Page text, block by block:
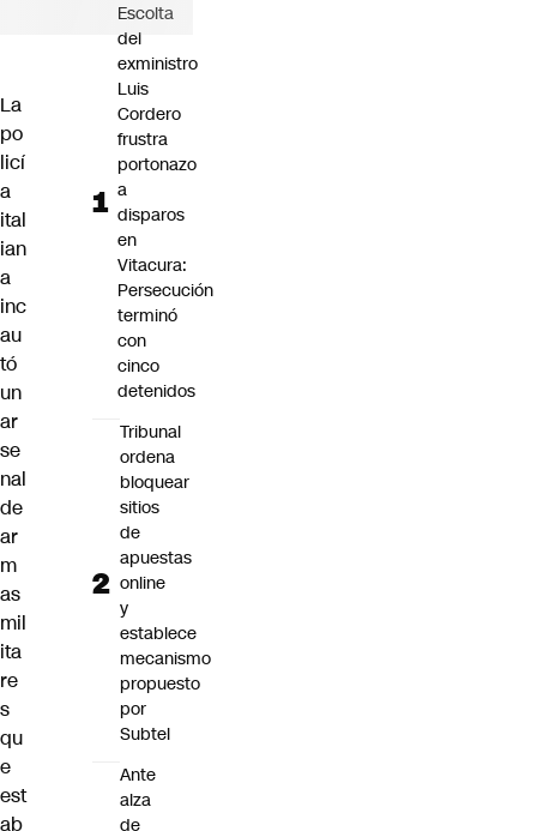
La
po
licí
a
ital
ian
a
inc
au
tó
un
ar
se
nal
de
ar
m
as
mil
ita
re
s
qu
e
est
ab
Escolta
del
exministro
Luis
Cordero
frustra
portonazo
a
disparos
en
Vitacura:
Persecución
terminó
con
cinco
detenidos
Tribunal
ordena
bloquear
sitios
de
apuestas
online
y
establece
mecanismo
propuesto
por
Subtel
Ante
alza
de